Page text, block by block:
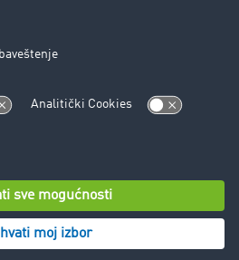
2024. Sva prava zadržana